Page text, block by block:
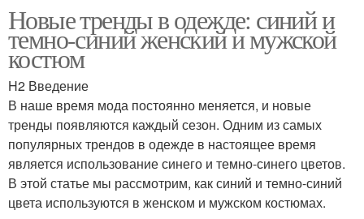
Новые тренды в одежде: синий и
темно-синий женский и мужской
костюм
H2 Введение
В наше время мода постоянно меняется, и новые
тренды появляются каждый сезон. Одним из самых
популярных трендов в одежде в настоящее время
является использование синего и темно-синего цветов.
В этой статье мы рассмотрим, как синий и темно-синий
цвета используются в женском и мужском костюмах.